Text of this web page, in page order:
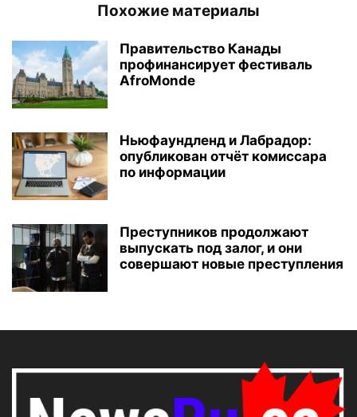
Похожие материалы
Правительство Канады
профинансирует фестиваль
AfroMonde
Ньюфаундленд и Лабрадор:
опубликован отчёт комиссара
по информации
Преступников продолжают
выпускать под залог, и они
совершают новые преступления